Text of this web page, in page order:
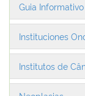
Guia Informativo
Instituciones
Institutos de